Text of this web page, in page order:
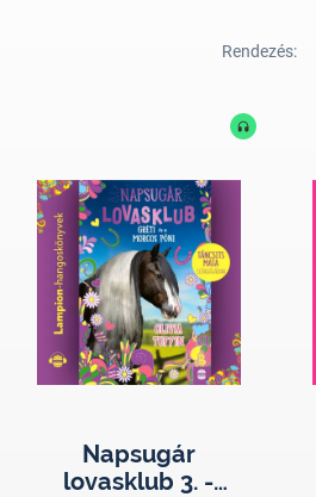
Rendezés:
Napsugár
lovasklub 3. -